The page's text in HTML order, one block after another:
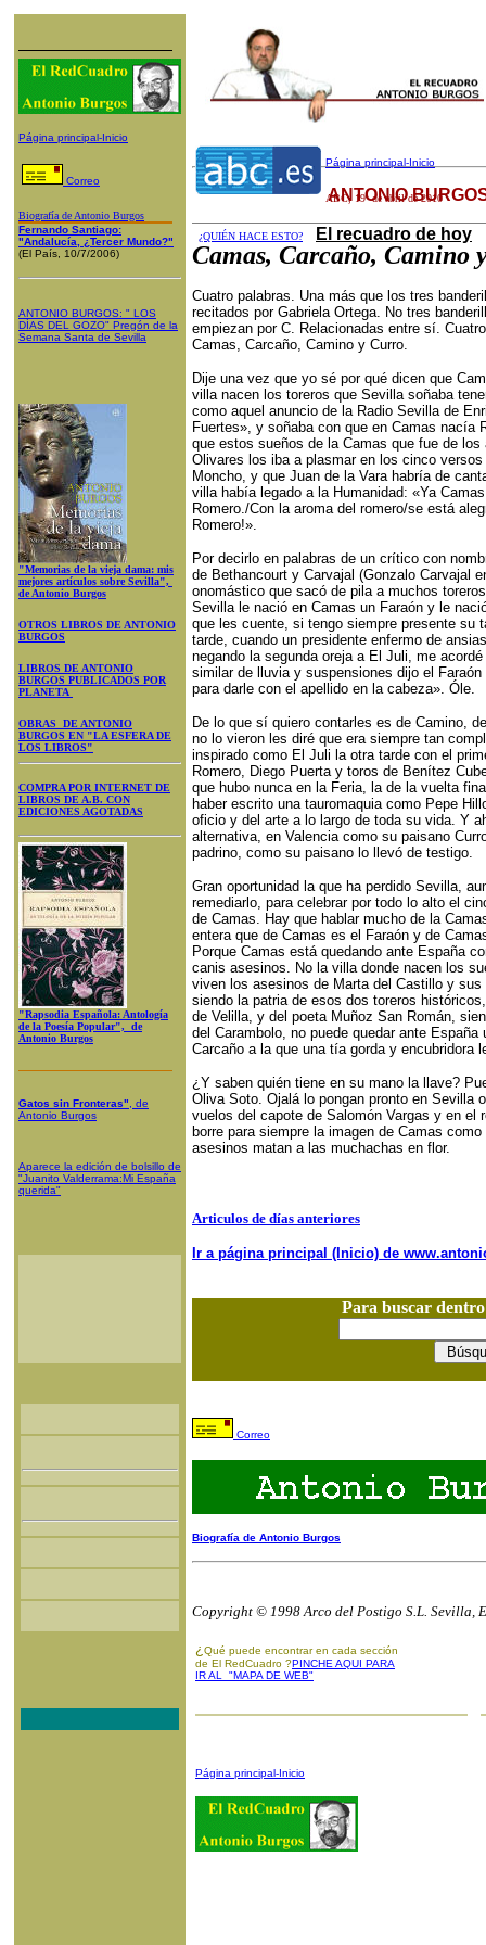
Página principal-Inicio
Correo
Biografía de Antonio Burgos
Fernando Santiago:
"Andalucía, ¿Tercer Mundo?"
(El País, 10/7/2006)
ANTONIO BURGOS: " LOS
DÍAS DEL GOZO" Pregón de la
Semana Santa de Sevilla
"Memorias de la vieja dama: mis
mejores artículos sobre Sevilla",
de Antonio Burgos
OTROS LIBROS DE ANTONIO
BURGOS
LIBROS DE ANTONIO
BURGOS PUBLICADOS POR
PLANETA
OBRAS DE ANTONIO
BURGOS EN "LA ESFERA DE
LOS LIBROS"
COMPRA POR INTERNET DE
LIBROS DE A.B. CON
EDICIONES AGOTADAS
"Rapsodia Española: Antología
de la Poesía Popular", de
Antonio Burgos
Gatos sin Fronteras" , de
Antonio Burgos
Aparece la edición de bolsillo de
"Juanito Valderrama:Mi España
querida"
Página principal-Inicio
ABC, 19de abril de 2010
¿QUIÉN HACE ESTO? El recuadro de hoy
ANTONIO
Camas, Carcaño, Camino
Cuatro palabras. Una más que los tres
recitados por Gabriela Ortega. No tres
empiezan por C. Relacionadas entre sí.
Camas, Carcaño, Camino y Curro.
Dije una vez que yo sé por qué dicen que
villa nacen los toreros que Sevilla soñaba
como aquel anuncio de la Radio Sevilla de
Fuertes», y soñaba con que en Camas nacía
que estos sueños de la Camas que fue de
Olivares los iba a plasmar en los cinco
Moncho, y que Juan de la Vara habría de
villa había legado a la Humanidad: «Ya
Romero./Con la aroma del romero/se está
Romero!».
Por decirlo en palabras de un crítico con
de Bethancourt y Carvajal (Gonzalo Carvajal
onomástico que sacó de pila a muchos
Sevilla le nació en Camas un Faraón y le
que les cuente, si tengo siempre presente su
tarde, cuando un presidente enfermo de
negando la segunda oreja a El Juli, me
similar de lluvia y suspensiones dijo el
para darle con el apellido en la cabeza». Óle.
De lo que sí quiero contarles es de Camino,
no lo vieron les diré que era siempre tan
inspirado como El Juli la otra tarde con el
Romero, Diego Puerta y toros de Benítez
que hubo nunca en la Feria, la de la vuelta
haber escrito una tauromaquia como Pepe
oficio y del arte a lo largo de toda su vida. Y
alternativa, en Valencia como su paisano
padrino, como su paisano lo llevó de testigo.
Gran oportunidad la que ha perdido Sevilla,
remediarlo, para celebrar por todo lo alto el
de Camas. Hay que hablar mucho de la
entera que de Camas es el Faraón y de
Porque Camas está quedando ante España
canis asesinos. No la villa donde nacen los
viven los asesinos de Marta del Castillo y
siendo la patria de esos dos toreros
de Velilla, y del poeta Muñoz San Román,
del Carambolo, no puede quedar ante
Carcaño a la que una tía gorda y encubridora
¿Y saben quién tiene en su mano la llave?
Oliva Soto. Ojalá lo pongan pronto en Sevilla
vuelos del capote de Salomón Vargas y en el
borre para siempre la imagen de Camas
asesinos matan a las muchachas en flor.
Articulos de días anteriores
Ir a página principal (Inicio) de
Para buscar
Correo
Biografía de Antonio Burgos
Copyright © 1998 Arco del Postigo S.L. Sevilla,
¿ Qué puede encontrar en cada sección
de El RedCuadro ?PINCHE AQUI PARA
IR AL "MAPA DE WEB"
Página principal-Inicio